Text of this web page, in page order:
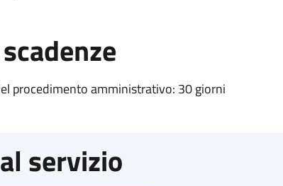
procedimento amministrativo: 30 giorni
servizio